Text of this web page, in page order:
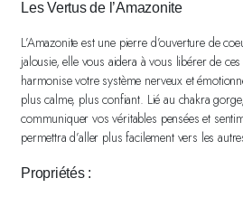
Les Vertus de l’Amazonite
L’Amazonite est une pierre d’ouverture de
jalousie, elle vous aidera à vous libérer de
harmonise votre système nerveux et
plus calme, plus confiant. Lié au chakra
communiquer vos véritables pensées et
permettra d’aller plus facilement vers les
Propriétés :